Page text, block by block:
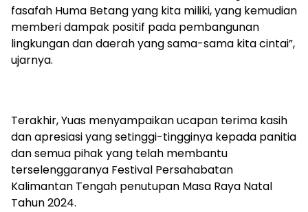
fasafah Huma Betang yang kita miliki, yang kemudian
memberi dampak positif pada pembangunan
lingkungan dan daerah yang sama-sama kita cintai”,
ujarnya.
Terakhir, Yuas menyampaikan ucapan terima kasih
dan apresiasi yang setinggi-tingginya kepada panitia
dan semua pihak yang telah membantu
terselenggaranya Festival Persahabatan
Kalimantan Tengah penutupan Masa Raya Natal
Tahun 2024.